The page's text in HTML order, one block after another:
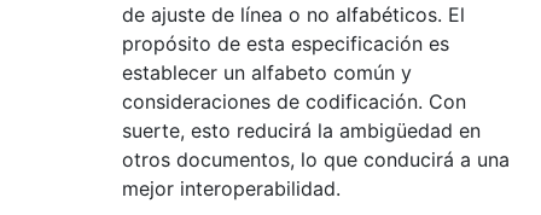
de ajuste de línea o no alfabéticos. El
propósito de esta especificación es
establecer un alfabeto común y
consideraciones de codificación. Con
suerte, esto reducirá la ambigüedad en
otros documentos, lo que conducirá a una
mejor interoperabilidad.